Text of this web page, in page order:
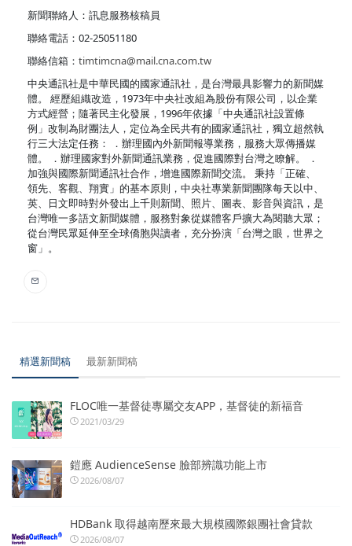
新聞聯絡人：訊息服務核稿員
聯絡電話：02-25051180
聯絡信箱： timtimcna@mail.cna.com.tw
中央通訊社是中華民國的國家通訊社，是台灣最具影響力的新聞媒
體。 經歷組織改造，1973年中央社改組為股份有限公司，以企業
方式經營；隨著民主化發展，1996年依據「中央通訊社設置條
例」改制為財團法人，定位為全民共有的國家通訊社，獨立超然執
行三大法定任務： ．辦理國內外新聞報導業務，服務大眾傳播媒
體。 ．辦理國家對外新聞通訊業務，促進國際對台灣之瞭解。 ．
加強與國際新聞通訊社合作，增進國際新聞交流。 秉持「正確、
領先、客觀、翔實」的基本原則，中央社專業新聞團隊每天以中、
英、日文即時對外發出上千則新聞、照片、圖表、影音與資訊，是
台灣唯一多語文新聞媒體，服務對象從媒體客戶擴大為閱聽大眾；
從台灣民眾延伸至全球僑胞與讀者，充分扮演「台灣之眼，世界之
窗」。
精選新聞稿 最新新聞稿
FLOC唯一基督徒專屬交友APP，基督徒的新福音
2021/03/29
鎧應 AudienceSense 臉部辨識功能上市
2026/08/07
HDBank 取得越南歷來最大規模國際銀團社會貸款
2026/08/07